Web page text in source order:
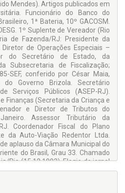
são juízes; confisco tributário,
e Súmulas do STF;
legislativos; planejamento e
de Defesa do Contribuinte –
contribuinte; Instituto Brasileiro
ETCO); ética histórico-
política; Revolução Francesa no
– frente a conceitos religiosos e
Machiavelli, Padre Antônio
Hannah Arendt, Sto. Agostinho,
Norberto Bobbio; narrativa de
atuação de legisladores, juízes,
fiscais de rendas, auditores,
advogados, contadores,
cidadão comum – pagador de
públicos; guarda de sentinela;
juiz.
a exigência da responsável
se: legislador –
conforme a capacidade
contribuinte – legal oferta de
Mendes). Artigos publicados em
Funcionário do Banco do
1ª Bateria, 10º GACOSM.
1º Suplente de Vereador (Rio
de Fazenda/RJ: Presidente da
de Operações Especiais –
do Secretário de Estado, da
Subsecretaria de Fiscalização;
SEF, conferido por César Maia,
Governo Brizola. Secretário
Serviços Públicos (ASEP-RJ).
Finanças (Secretaria da Criança e
e Diretor de Tributos do
Assessor Tributário da
Coordenador Fiscal do Plano
da Auto-Viação Redentor Ltda.
aplauso da Câmara Municipal do
do Brasil, Grau 33. Chamado
Rio (15.12.1993). Elogio do jornal
setor Economia, face ao Programa
– Proficon, sob título: